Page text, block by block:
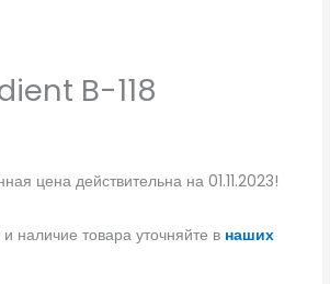
B-118
цена действительна на 01.11.2023!
наличие товара уточняйте в наших